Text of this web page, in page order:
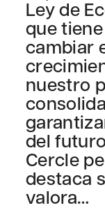
Ley de
que
cambiar
nuestro
del
Cercle
destaca
valora…